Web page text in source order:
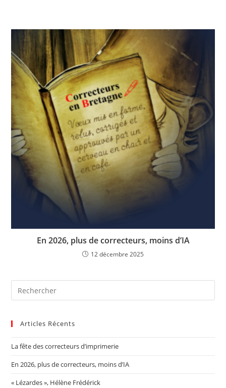
En 2026, plus de correcteurs, moins d’IA
12 décembre 2025
Articles Récents
La fête des correcteurs d’imprimerie​
En 2026, plus de correcteurs, moins d’IA
« Lézardes », Hélène Frédérick